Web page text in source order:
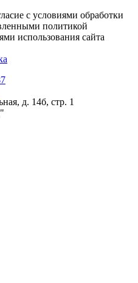
с условиями обработки
политикой
использования сайта
д. 14б, стр. 1